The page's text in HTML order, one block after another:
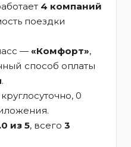
4 компаний
поездки
—«Комфорт»,
способ оплаты
.
0
из 5, всего 3